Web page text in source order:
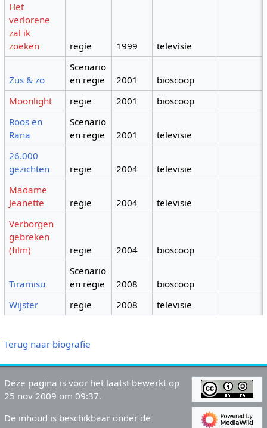
Het
verlorene
zal ik
zoeken
regie 1999 televisie
Zus & zo
Scenario
en regie
2001
bioscoop
Moonlight
regie 2001
bioscoop
Roos en
Rana
Scenario
en regie
2001
televisie
26.000
gezichten
regie 2004
televisie
Madame
Jeanette
regie 2004
televisie
Verborgen
gebreken
(film)
regie 2004 bioscoop
Tiramisu
Scenario
en regie
2008
bioscoop
Wijster
regie 2008 televisie
Terug naar biografie
Deze pagina is voor het laatst bewerkt op
25 nov 2009 om 09:37.
De inhoud is beschikbaar onder de